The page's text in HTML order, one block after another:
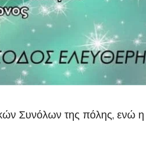
Συνόλων της πόλης, ενώ